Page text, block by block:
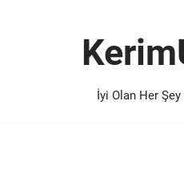
İyi Olan Her Şey